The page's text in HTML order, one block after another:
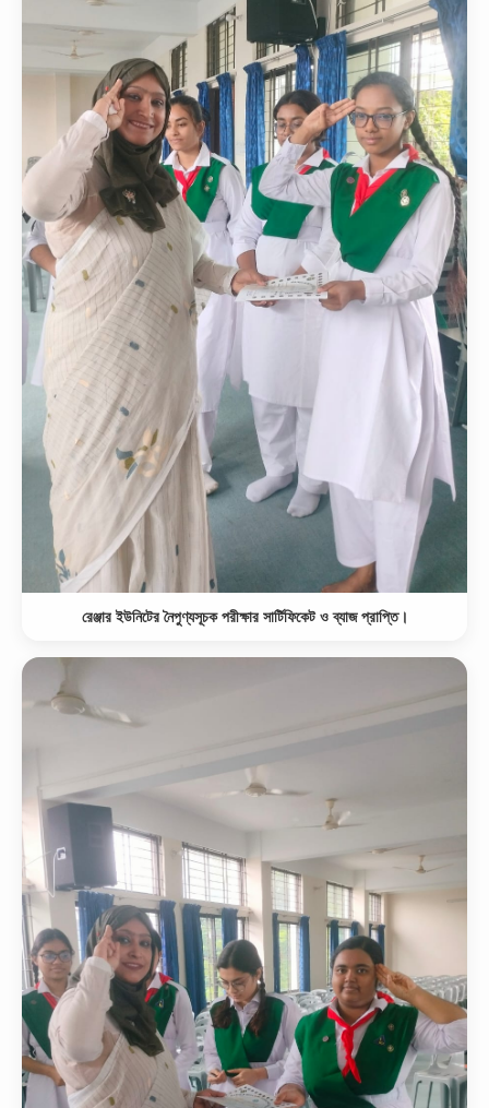
রেঞ্জার ইউনিটের নৈপুণ্যসূচক পরীক্ষার সার্টিফিকেট ও ব্যাজ প্রাপ্তি।